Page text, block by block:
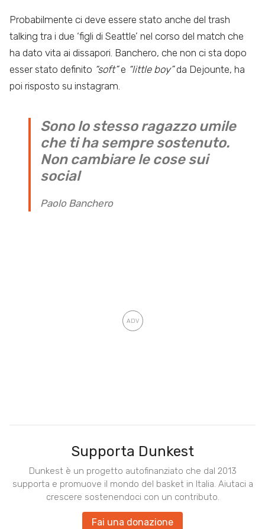
Probabilmente ci deve essere stato anche del trash
talking tra i due ‘figli di Seattle’ nel corso del match che
ha dato vita ai dissapori. Banchero, che non ci sta dopo
esser stato definito “soft”e “little boy”da Dejounte, ha
poi risposto su instagram.
Sono lo stesso ragazzo umile
che ti ha sempre sostenuto.
Non cambiare le cose sui
social
Paolo Banchero
Supporta Dunkest
Dunkest è un progetto autofinanziato che dal 2013
supporta e promuove il mondo del basket in Italia. Aiutaci a
crescere sostenendoci con un contributo.
Fai una donazione